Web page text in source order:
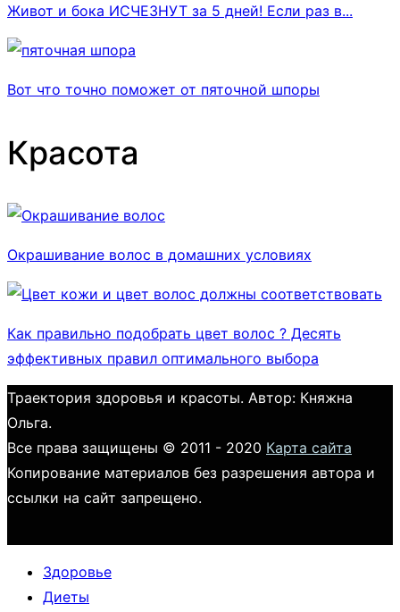
Живот и бока ИСЧЕЗНУТ за 5 дней! Если раз в...
Вот что точно поможет от пяточной шпоры
Красота
Окрашивание волос в домашних условиях
Как правильно подобрать цвет волос ? Десять
эффективных правил оптимального выбора
Траектория здоровья и красоты. Автор: Княжна
Ольга.
Все права защищены © 2011 - 2020 Карта сайта
Копирование материалов без разрешения автора и
ссылки на сайт запрещено.
Здоровье
Диеты